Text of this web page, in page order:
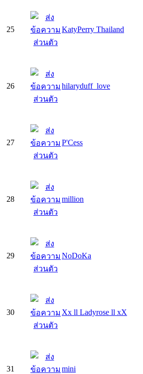
25 KatyPerry Thailand
26 hilaryduff_love
27 P'Cess
28 million
29 NoDoKa
30 Xx ll Ladyrose ll xX
31 mini